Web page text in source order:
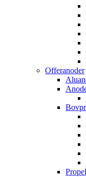
Offeranoder